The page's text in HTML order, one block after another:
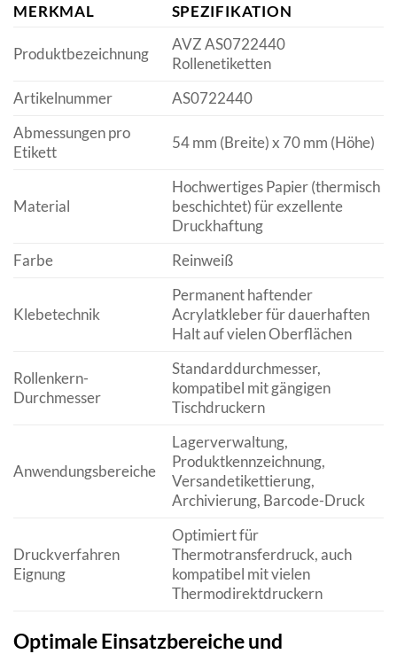
MERKMAL SPEZIFIKATION
Produktbezeichnung
AVZ AS0722440
Rollenetiketten
Artikelnummer
AS0722440
Abmessungen pro
Etikett
54 mm (Breite) x 70 mm (Höhe)
Material
Hochwertiges Papier (thermisch
beschichtet) für exzellente
Druckhaftung
Farbe
Reinweiß
Klebetechnik
Permanent haftender
Acrylatkleber für dauerhaften
Halt auf vielen Oberflächen
Rollenkern-
Durchmesser
Standarddurchmesser,
kompatibel mit gängigen
Tischdruckern
Anwendungsbereiche
Lagerverwaltung,
Produktkennzeichnung,
Versandetikettierung,
Archivierung, Barcode-Druck
Druckverfahren
Eignung
Optimiert für
Thermotransferdruck, auch
kompatibel mit vielen
Thermodirektdruckern
Optimale Einsatzbereiche und